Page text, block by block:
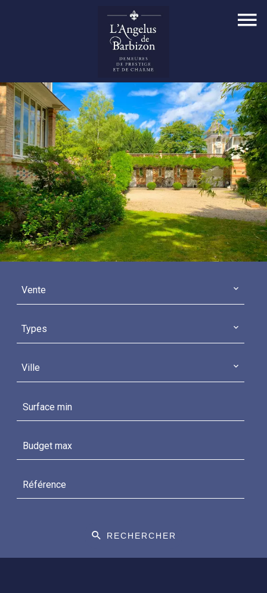
Vente
Types
Ville
RECHERCHER